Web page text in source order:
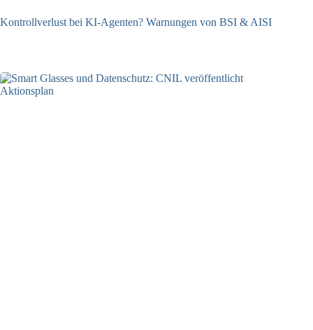
Kontrollverlust bei KI-Agenten? Warnungen von BSI & AISI